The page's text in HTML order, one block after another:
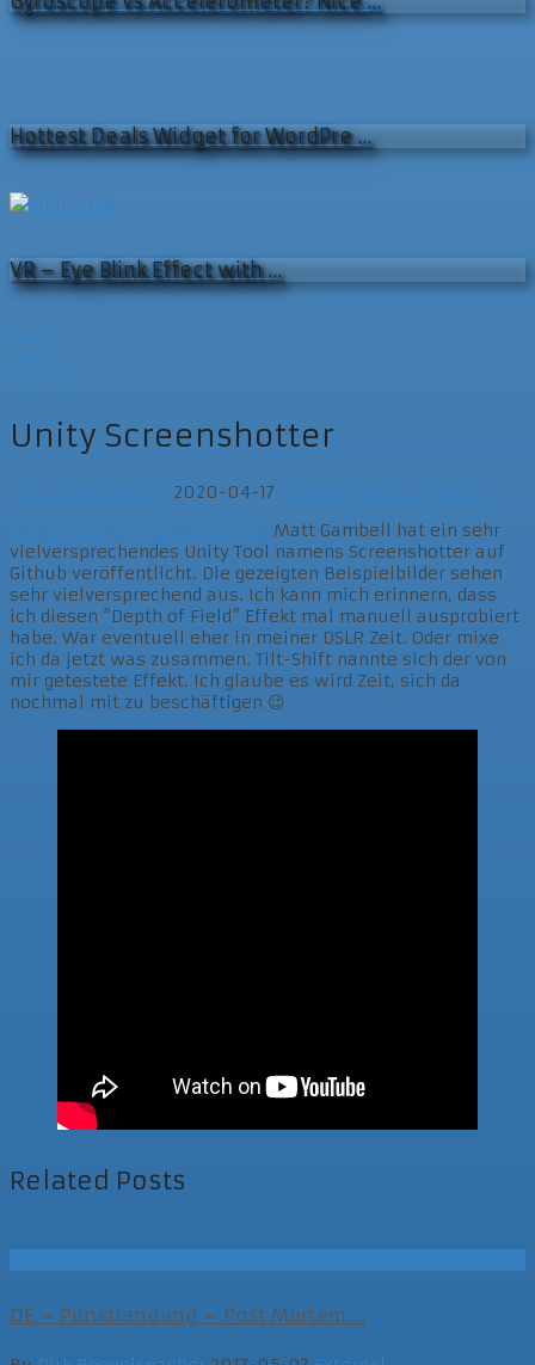
Hottest Deals Widget for WordPre …
VR – Eye Blink Effect with …
Unity Screenshotter
2020-04-17
Matt Gambell hat ein sehr
vielversprechendes Unity Tool namens Screenshotter auf
Github veröffentlicht. Die gezeigten Beispielbilder sehen
sehr vielversprechend aus. Ich kann mich erinnern, dass
ich diesen “Depth of Field” Effekt mal manuell ausprobiert
habe. War eventuell eher in meiner DSLR Zeit. Oder mixe
ich da jetzt was zusammen. Tilt-Shift nannte sich der von
mir getestete Effekt. Ich glaube es wird Zeit, sich da
nochmal mit zu beschäftigen 😉
Related Posts
DE – Punktlandung – Post Mortem ...